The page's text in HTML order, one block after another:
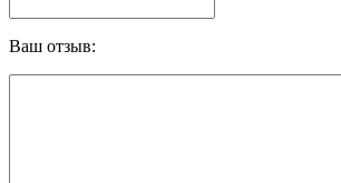
Ваш отзыв: